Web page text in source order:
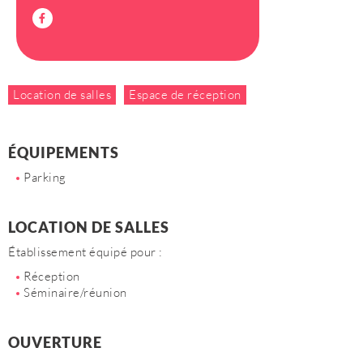
Location de salles Espace de réception
ÉQUIPEMENTS
Parking
LOCATION DE SALLES
Établissement équipé pour :
Réception
Séminaire/réunion
OUVERTURE